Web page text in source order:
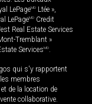
LePageMD Ltée »,
LePageMD Credit
Real Estate Services
Tremblant »
ServicesMD.
qui s'y rapportent
membres
de la location de
collaborative.